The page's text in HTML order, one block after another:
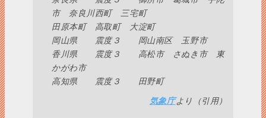
市 奈良川西町 三宅町
田原本町 高取町 大淀町
岡山県 震度３ 岡山南区 玉野市
香川県 震度３ 高松市 さぬき市 東
かがわ市
高知県 震度３ 田野町
気象庁より（引用）